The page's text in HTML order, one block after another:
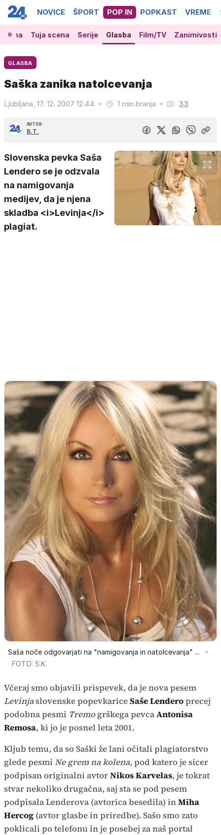
NOVICE ŠPORT POP IN POPKAST VREME
Tuja scena Serije Glasba Film/TV Zanimivosti
GLASBA
Saška zanika natolcevanja
Ljubljana, 17. 12. 2007 12.44 1 min branja 33
AVTOR:
B.T.
Slovenska pevka Saša
Lendero se je odzvala
na namigovanja
medijev, da je njena
skladba <i>Levinja</i>
plagiat.
Saša noče odgovarjati na "namigovanja in natolcevanja" ...
FOTO: S.K.
Včeraj smo objavili prispevek, da je nova pesem
Levinjaslovenske popevkariceSaše Lenderoprecej
podobna pesmi Tremogrškega pevcaAntonisa
Remosa, ki jo je posnel leta 2001.
Kljub temu, da so Saški že lani očitali plagiatorstvo
glede pesmi Ne grem na kolena, pod katero je sicer
podpisan originalni avtorNikos Karvelas, je tokrat
stvar nekoliko drugačna, saj sta se pod pesem
podpisala Lenderova (avtorica besedila) inMiha
Hercog (avtor glasbe in priredbe). Sašo smo zato
poklicali po telefonu in je posebej za naš portal